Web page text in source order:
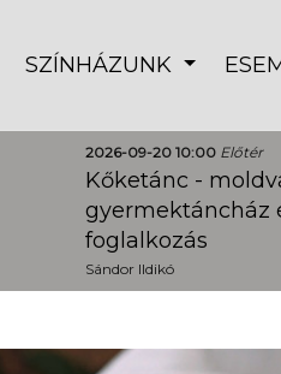
SZÍNHÁZUNK
2026-09-20 10:00 Előtér
Kőketánc -
gyermektáncház
foglalkozás
Sándor Ildikó